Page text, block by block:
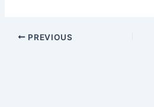
PREVIOUS